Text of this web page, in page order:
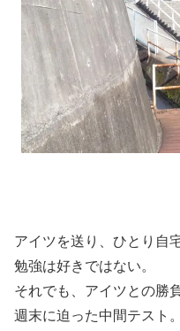
アイツを送り、ひとり自
勉強は好きではない。
それでも、アイツとの勝
週末に迫った中間テスト。